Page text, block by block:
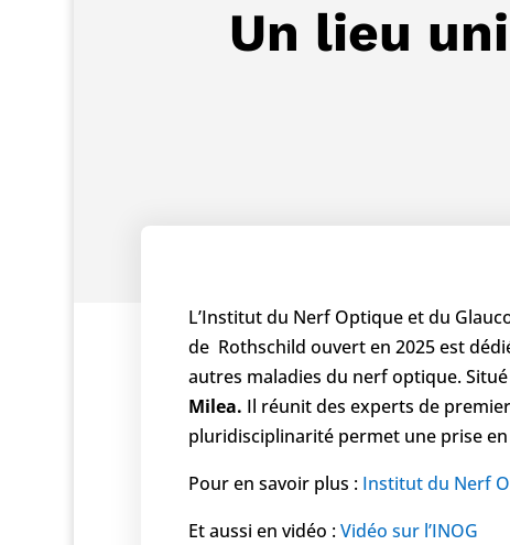
Un lieu
L’Institut du Nerf Optique et du
de Rothschild ouvert en 2025 est
autres maladies du nerf optique.
Milea. Il réunit des experts de
pluridisciplinarité permet une prise
Pour en savoir plus : Institut du Nerf
Et aussi en vidéo :Vidéo sur l’INOG